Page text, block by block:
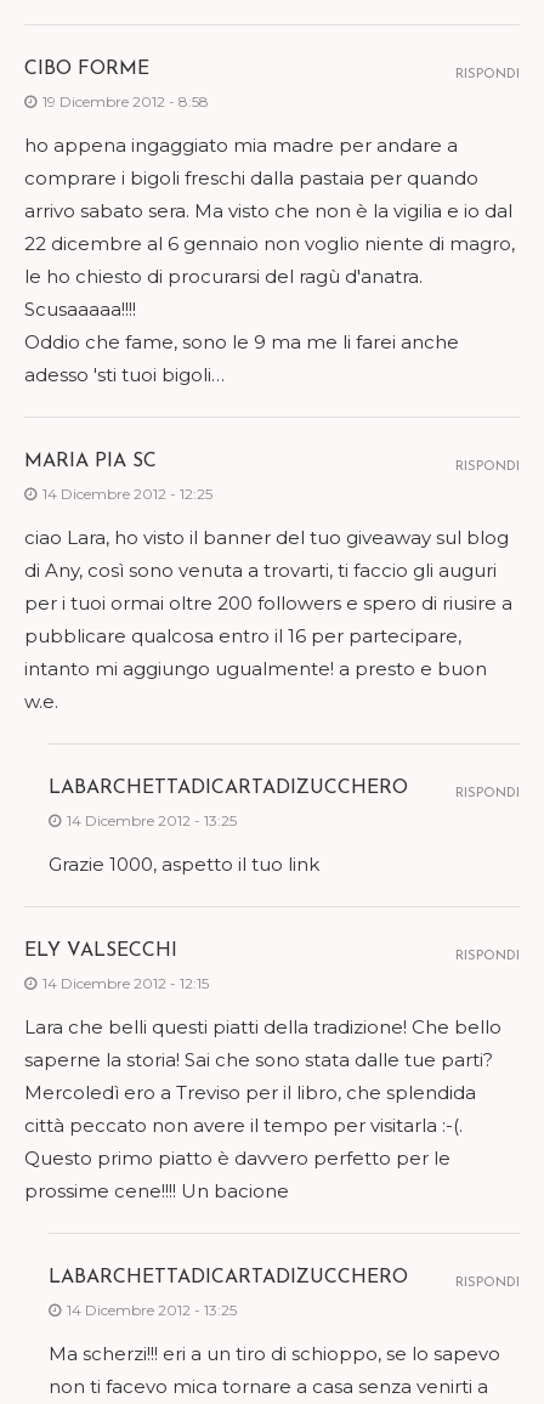
CIBO FORME
19 Dicembre 2012 - 8:58
ho appena ingaggiato mia madre per andare a
comprare i bigoli freschi dalla pastaia per quando
arrivo sabato sera. Ma visto che non è la vigilia e io dal
22 dicembre al 6 gennaio non voglio niente di magro,
le ho chiesto di procurarsi del ragù d'anatra.
Scusaaaaa!!!!
Oddio che fame, sono le 9 ma me li farei anche
adesso 'sti tuoi bigoli…
RISPONDI
MARIA PIA SC
14 Dicembre 2012 - 12:25
ciao Lara, ho visto il banner del tuo giveaway sul blog
di Any, così sono venuta a trovarti, ti faccio gli auguri
per i tuoi ormai oltre 200 followers e spero di riusire a
pubblicare qualcosa entro il 16 per partecipare,
intanto mi aggiungo ugualmente! a presto e buon
w.e.
RISPONDI
LABARCHETTADICARTADIZUCCHERO
14 Dicembre 2012 - 13:25
Grazie 1000, aspetto il tuo link
RISPONDI
ELY VALSECCHI
14 Dicembre 2012 - 12:15
Lara che belli questi piatti della tradizione! Che bello
saperne la storia! Sai che sono stata dalle tue parti?
Mercoledì ero a Treviso per il libro, che splendida
città peccato non avere il tempo per visitarla :-(.
Questo primo piatto è davvero perfetto per le
prossime cene!!!! Un bacione
RISPONDI
LABARCHETTADICARTADIZUCCHERO
14 Dicembre 2012 - 13:25
Ma scherzi!!! eri a un tiro di schioppo, se lo sapevo
non ti facevo mica tornare a casa senza venirti a
RISPONDI